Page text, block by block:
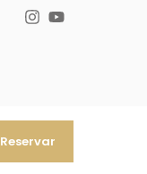
Reservar